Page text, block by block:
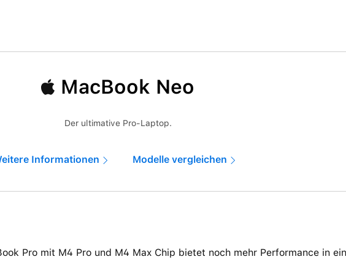
MacBook Neo
Der ultimative Pro-Laptop.
Informationen Modelle vergleichen
Pro mit M4 Pro und M4 Max Chip bietet noch mehr Performance in